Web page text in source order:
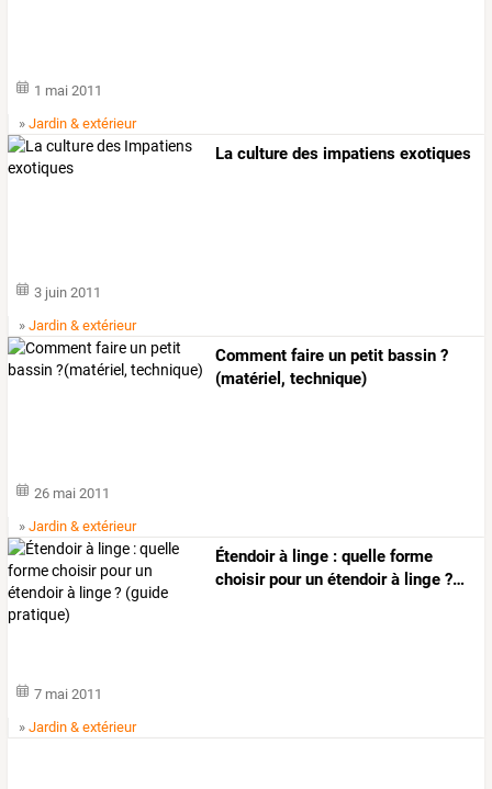
1 mai 2011
»Jardin & extérieur
La culture des impatiens exotiques
3 juin 2011
»Jardin & extérieur
Comment faire un petit bassin ?
(matériel, technique)
26 mai 2011
»Jardin & extérieur
Étendoirà linge : quelle forme
choisirpourun étendoirà linge ?…
7 mai 2011
»Jardin & extérieur